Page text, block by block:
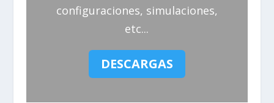
configuraciones, simulaciones,
etc...
DESCARGAS